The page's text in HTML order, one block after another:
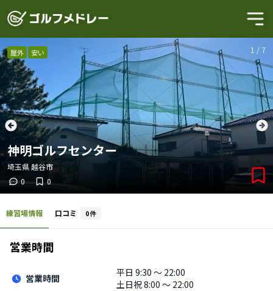
1 / 7
屋外 安い
神明ゴルフセンター
埼玉県越谷市
0
0
練習場情報 口コミ 0件
営業時間
営業時間 平日 9:30 〜 22:00
土日祝8:00 〜 22:00